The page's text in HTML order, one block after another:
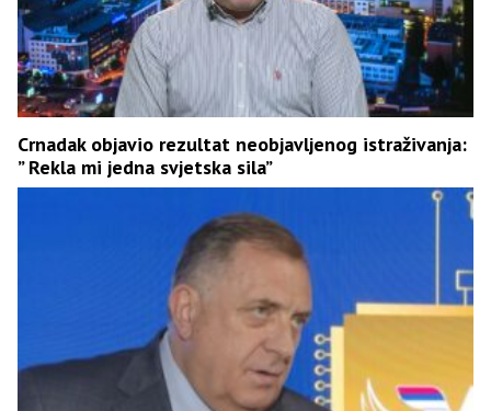
Crnadak objavio rezultat neobjavljenog istraživanja:
” Rekla mi jedna svjetska sila”